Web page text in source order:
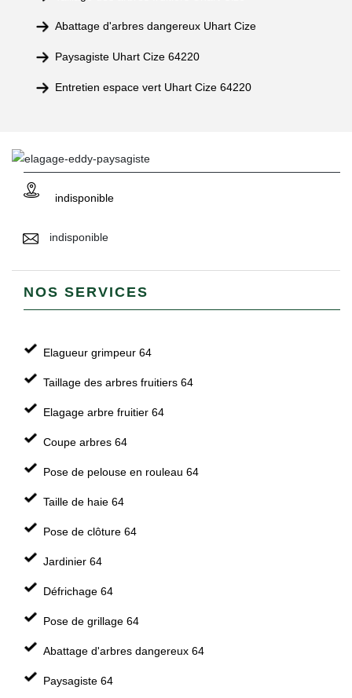
Abattage d'arbres dangereux Uhart Cize
Paysagiste Uhart Cize 64220
Entretien espace vert Uhart Cize 64220
indisponible
indisponible
NOS SERVICES
Elagueur grimpeur 64
Taillage des arbres fruitiers 64
Elagage arbre fruitier 64
Coupe arbres 64
Pose de pelouse en rouleau 64
Taille de haie 64
Pose de clôture 64
Jardinier 64
Défrichage 64
Pose de grillage 64
Abattage d'arbres dangereux 64
Paysagiste 64